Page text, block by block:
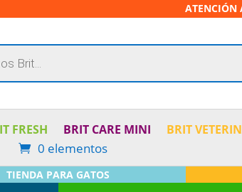
ATENCIÓN
FRESH BRIT CARE MINI BRIT
0 elementos
TIENDA PARA GATOS